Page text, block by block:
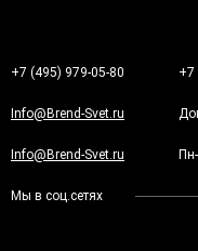
+7 (495) 979-05-80 +7
Info@Brend-Svet.ru
Info@Brend-Svet.ru
Мы в соц.сетях